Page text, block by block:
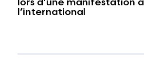
lors d’une manifestation à
l’international